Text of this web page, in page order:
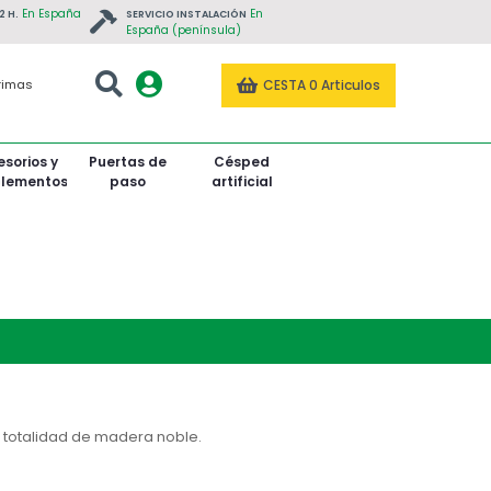
H. En España
SERVICIO INSTALACIÓN En
España (península)
CESTA0 Articulos
y
Puertas de
paso
Césped
artificial
de madera noble.